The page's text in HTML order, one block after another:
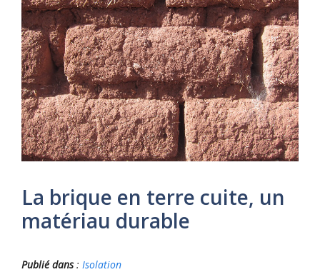
La brique en terre cuite, un
matériau durable
Publié dans: Isolation